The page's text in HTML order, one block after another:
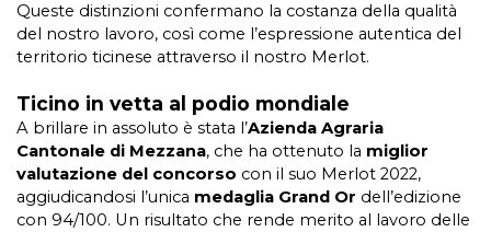
Queste distinzioni confermano la costanza della qualità
del nostro lavoro, così come l’espressione autentica del
territorio ticinese attraverso il nostro Merlot.
Ticino in vetta al podio mondiale
A brillare in assoluto è stata l’Azienda Agraria
Cantonale di Mezzana, che ha ottenuto la miglior
valutazione del concorso con il suo Merlot 2022,
aggiudicandosi l’unica medaglia Grand Or dell’edizione
con 94/100. Un risultato che rende merito al lavoro delle